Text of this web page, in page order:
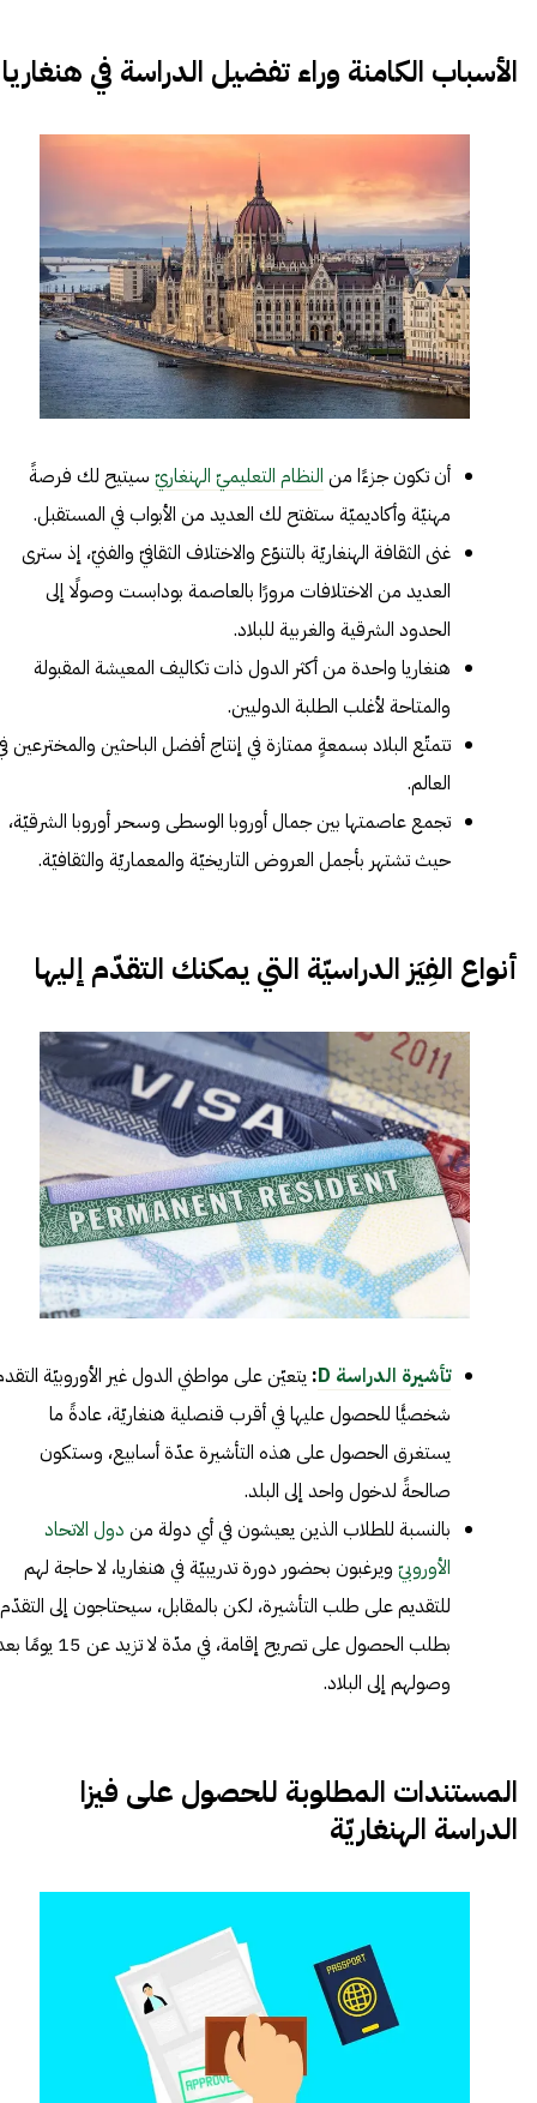
الأسباب الكامنة وراء تفضيل الدراسة في هنغاريا
أن تكون جزءًا من النظام التعليميّ الهنغاريّ سيتيح لك فرصةً
مهنيّة وأكاديميّة ستفتح لك العديد من الأبواب في المستقبل.
غنى الثقافة الهنغاريّة بالتنوّع والاختلاف الثقافيّ والفنيّ، إذ سترى
العديد من الاختلافات مرورًا بالعاصمة بودابست وصولًا إلى
الحدود الشرقية والغربية للبلاد.
هنغاريا واحدة من أكثر الدول ذات تكاليف المعيشة المقبولة
والمتاحة لأغلب الطلبة الدوليين.
تتمتّع البلاد بسمعةٍ ممتازة في إنتاج أفضل الباحثين والمخترعين
العالم.
تجمع عاصمتها بين جمال أوروبا الوسطى وسحر أوروبا الشرقيّة،
حيث تشتهر بأجمل العروض التاريخيّة والمعماريّة والثقافيّة.
أنواع الفِيَز الدراسيّة التي يمكنك التقدّم إليها
تأشيرة الدراسة D : يتعيّن على مواطني الدول غير الأوروبيّة
شخصيًّا للحصول عليها في أقرب قنصلية هنغاريّة، عادةً ما
يستغرق الحصول على هذه التأشيرة عدّة أسابيع، وستكون
صالحةً لدخول واحد إلى البلد.
بالنسبة للطلاب الذين يعيشون في أي دولة من دول الاتحاد
الأوروبيّ ويرغبون بحضور دورة تدريبيّة في هنغاريا، لا حاجة لهم
للتقديم على طلب التأشيرة، لكن بالمقابل، سيحتاجون إلى التقدّم
بطلب الحصول على تصريح إقامة، في مدّة لا تزيد عن
وصولهم إلى البلاد.
المستندات المطلوبة للحصول على فيزا
الدراسة الهنغاريّة